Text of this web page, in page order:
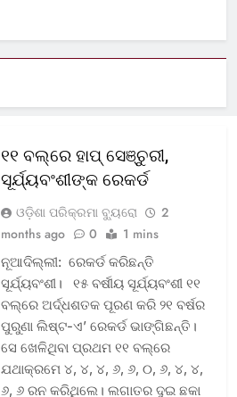
୧୧ ବଲ୍‌ରେ ହାପ୍ ସେଞ୍ଚୁରୀ,
ସୂର୍ଯ୍ୟବଂଶୀଙ୍କ ରେକର୍ଡ
ଓଡ଼ିଶା ପରିକ୍ରମା ବ୍ୟୁରୋ
2
months ago
0 1 mins
ନୂଆଦିଲ୍ଲୀ: ରେକର୍ଡ କରିଛନ୍ତି
ସୂର୍ଯ୍ୟବଂଶୀ। ୧୫ ବର୍ଷୀୟ ସୂର୍ଯ୍ୟବଂଶୀ ୧୧
ବଲ୍‌ରେ ଅର୍ଦ୍ଧଶତକ ପୂରଣ କରି ୨୧ ବର୍ଷର
ପୁରୁଣା ଲିଷ୍ଟ-ଏ’ ରେକର୍ଡ ଭାଙ୍ଗିଛନ୍ତି।
ସେ ଖେଳିଥିବା ପ୍ରଥମ ୧୧ ବଲ୍‌ରେ
ଯଥାକ୍ରମେ ୪, ୪, ୪, ୬, ୬, ୦, ୬, ୪, ୪,
୬, ୬ ରନ କରିଥିଲେ। ଲଗାତର ଦୁଇ ଛକା